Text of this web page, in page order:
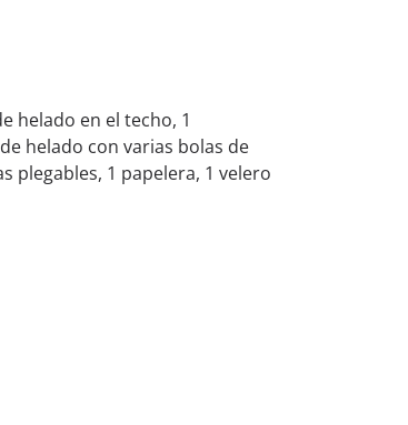
helado en el techo, 1
helado con varias bolas de
plegables, 1 papelera, 1 velero